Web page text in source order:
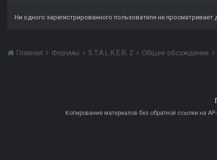
Ни одного зарегистрированного пользователя не просматривает
Главная Форумы S.T.A.L.K.E.R. 2 Общее обсуждение
Копирование материалов без обратной ссылки на